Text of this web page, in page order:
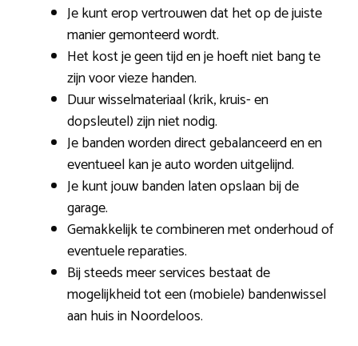
Je kunt erop vertrouwen dat het op de juiste
manier gemonteerd wordt.
Het kost je geen tijd en je hoeft niet bang te
zijn voor vieze handen.
Duur wisselmateriaal (krik, kruis- en
dopsleutel) zijn niet nodig.
Je banden worden direct gebalanceerd en en
eventueel kan je auto worden uitgelijnd.
Je kunt jouw banden laten opslaan bij de
garage.
Gemakkelijk te combineren met onderhoud of
eventuele reparaties.
Bij steeds meer services bestaat de
mogelijkheid tot een (mobiele) bandenwissel
aan huis in Noordeloos.